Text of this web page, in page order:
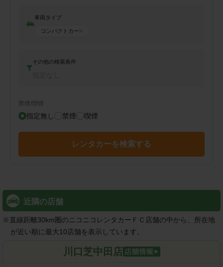
車両タイプ
コンパクトカー
その他の検索条件
禁煙/喫煙
指定無し 禁煙 喫煙
レンタカーを検索する
近隣の店舗
※直線距離30km圏のニコニコレンタカーＦＣ店舗の中から、所在地
が近い順に最大10店舗を表示しています。
川口芝中田店